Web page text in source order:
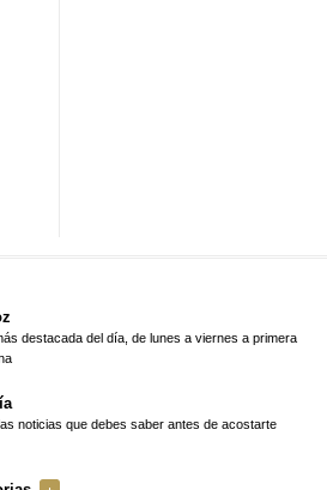
destacada del día, de lunes a viernes a primera
noticias que debes saber antes de acostarte